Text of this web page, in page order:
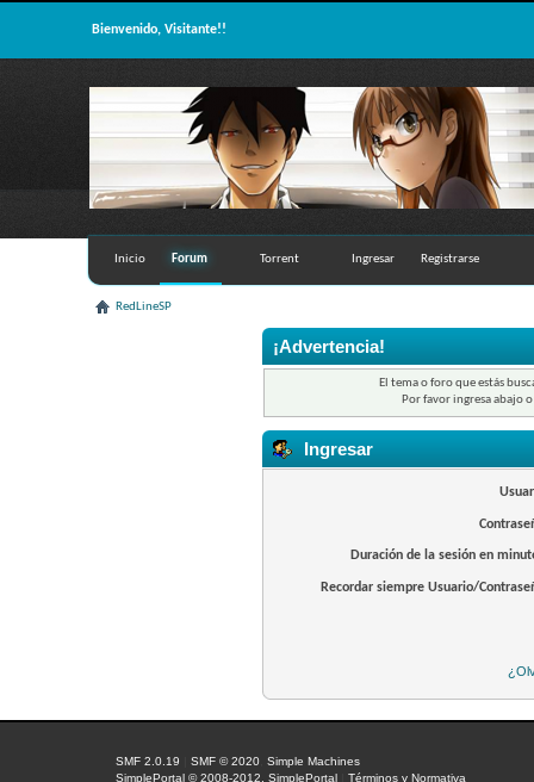
Bienvenido, Visitante!!
Inicio Forum Torrent Ingresar Registrarse
RedLineSP
¡Advertencia!
El tema o foro que estás
Por favor ingresa abajo
Ingresar
Duración de la sesión en
Recordar siempre Usuario/
SMF 2.0.19 |SMF © 2020 ,Simple Machines
SimplePortal © 2008-2012, SimplePortal |Términos y Normativa